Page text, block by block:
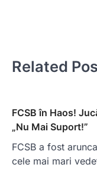
Related
FCSB în Haos!
„Nu Mai Suport!”
FCSB a fost
cele mai mari